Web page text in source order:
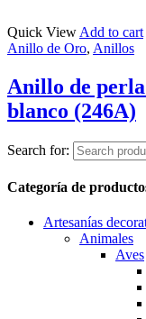
Quick View Add to cart
Anillo de Oro, Anillos
Anillo de
blanco (246A)
Search for:
Categoría de
Artesanías
Animales
Aves